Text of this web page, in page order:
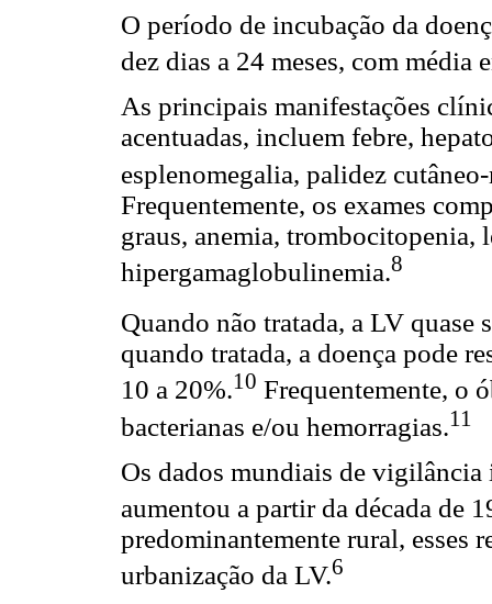
O período de incubação da
dez dias a 24 meses, com média
As principais manifestações
acentuadas, incluem febre,
esplenomegalia, palidez
Frequentemente, os exames
graus, anemia, trombocitopenia,
hipergamaglobulinemia.8
Quando não tratada, a LV quase
quando tratada, a doença pode
10 a 20%.10 Frequentemente, o
bacterianas e/ou hemorragias.11
Os dados mundiais de
aumentou a partir da década de
predominantemente rural, esses
urbanização da LV.6